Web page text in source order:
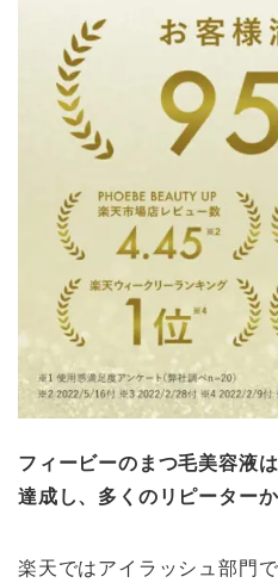
フィービーのまつ毛美容液は
達成 し、 多くのリピーター
楽天ではアイラッシュ部門